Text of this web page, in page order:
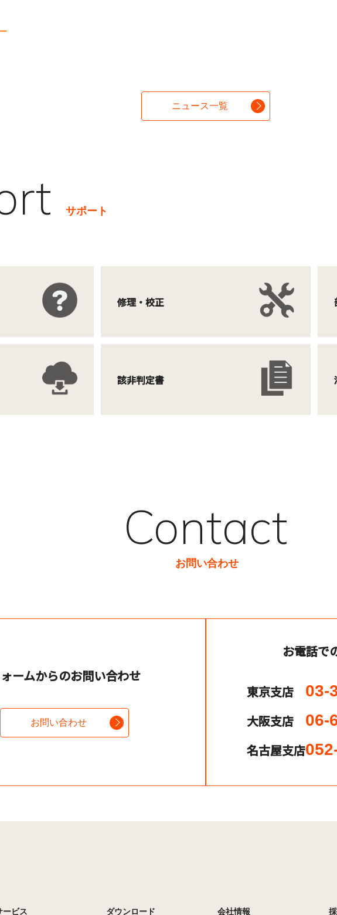
ニュース一覧
サポート
修理・校正
該非判定書
Contact
お問い合わせ
ームからのお問い合わせ
お問い合わせ
お電話で
東京支店 03-
大阪支店 06-
名古屋支店
ービス ダウンロード 会社情報